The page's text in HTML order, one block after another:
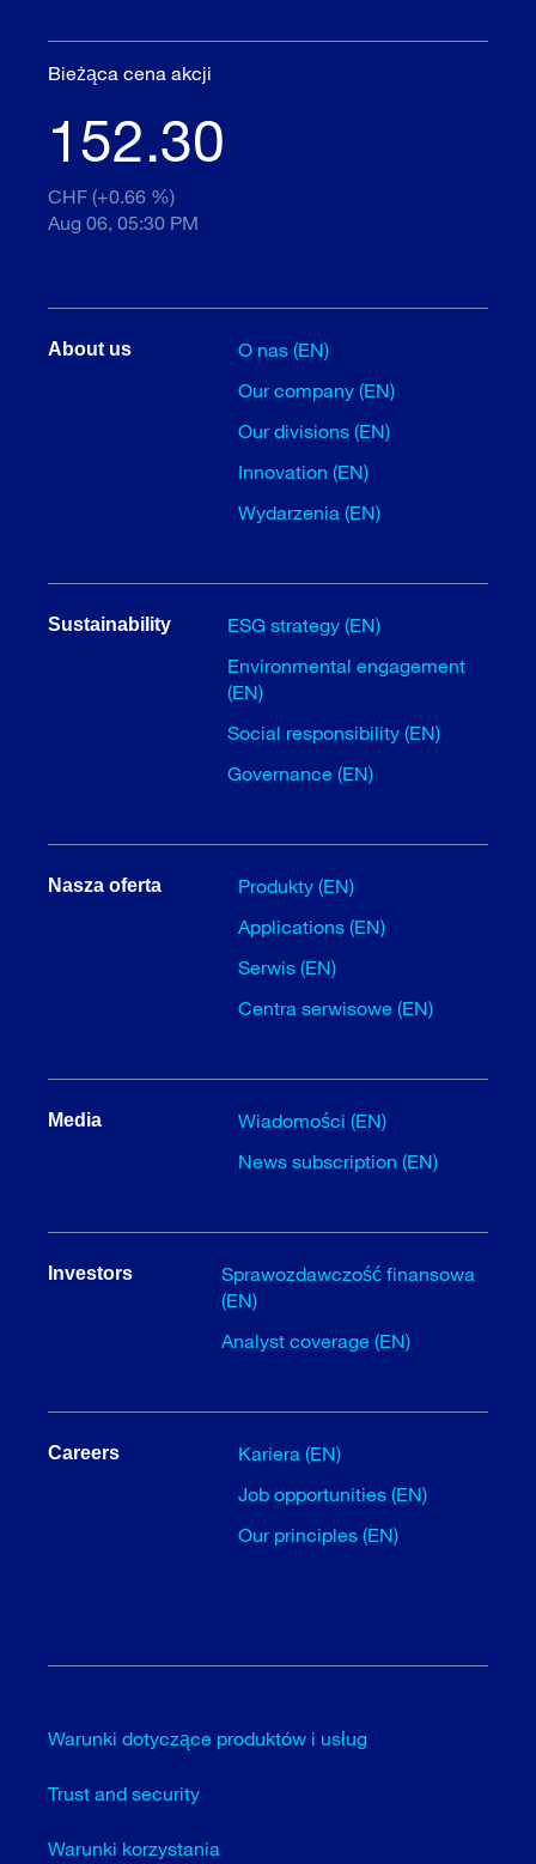
Bieżąca cena akcji
152.30
CHF (+0.66 %)
Aug 06, 05:30 PM
About us
O nas (EN)
Our company (EN)
Our divisions (EN)
Innovation (EN)
Wydarzenia (EN)
Sustainability
ESG strategy (EN)
Environmental engagement
(EN)
Social responsibility (EN)
Governance (EN)
Nasza oferta
Produkty (EN)
Applications (EN)
Serwis (EN)
Centra serwisowe (EN)
Media
Wiadomości (EN)
News subscription (EN)
Investors
Sprawozdawczość finansowa
(EN)
Analyst coverage (EN)
Careers
Kariera (EN)
Job opportunities (EN)
Our principles (EN)
Warunki dotyczące produktów i usług
Trust and security
Warunki korzystania